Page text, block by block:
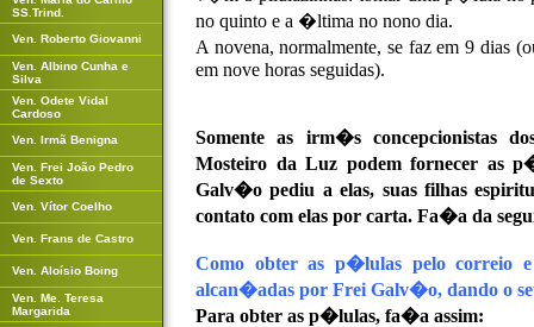
SS.Trind.
Ven. Roberto Giovanni
Ven. Albino Cunha e
Silva
Ven. Odete Vidal
Cardoso
Ven. Irmã Benigna
Ven. Frei João Pedro
de Sexto
Ven. Vítor Coelho
Ven. Frans de Castro
Ven. Aloísio Boing
Ven. Me. Teresa
Margarida
no quinto e a �ltima no nono dia.
A novena, normalmente, se faz em 9 dias
em nove horas seguidas).
Somente as irm�s concepcionistas
Mosteiro da Luz podem fornecer as
Galv�o pediu a elas, suas filhas
contato com elas por carta. Fa�a da
Como obter as p�lulas pelo correio
alcan�adas por Frei Galv�o, dando o
Para obter as p�lulas, fa�a assim: